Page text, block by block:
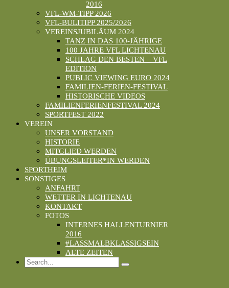
2016
VFL-WM-TIPP 2026
VFL-BULITIPP 2025/2026
VEREINSJUBILÄUM 2024
TANZ IN DAS 100-JÄHRIGE
100 JAHRE VFL LICHTENAU
SCHLAG DEN BESTEN – VFL
EDITION
PUBLIC VIEWING EURO 2024
FAMILIEN-FERIEN-FESTIVAL
HISTORISCHE VIDEOS
FAMILIENFERIENFESTIVAL 2024
SPORTFEST 2022
VEREIN
UNSER VORSTAND
HISTORIE
MITGLIED WERDEN
ÜBUNGSLEITER*IN WERDEN
SPORTHEIM
SONSTIGES
ANFAHRT
WETTER IN LICHTENAU
KONTAKT
FOTOS
INTERNES HALLENTURNIER
2016
#LASSMALBKLASSIGSEIN
ALTE ZEITEN
Search